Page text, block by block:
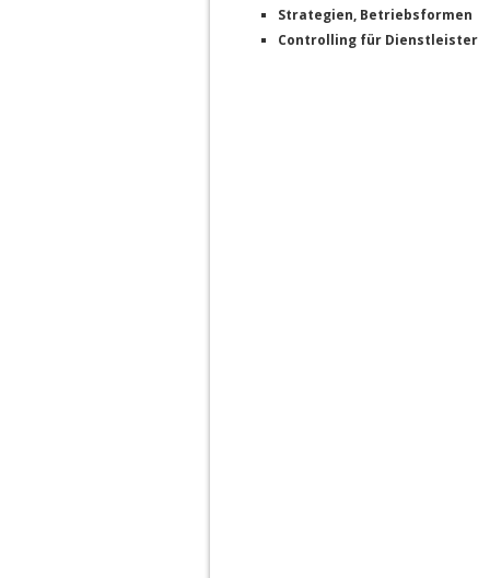
Strategien, Betriebsformen
Controlling für Dienstleister